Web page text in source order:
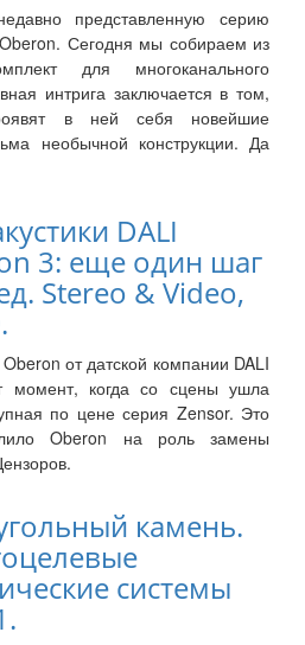
представленную серию
Сегодня мы собираем из
для многоканального
интрига заключается в том,
в ней себя новейшие
необычной конструкции. Да
DALI
3: еще один шаг
Stereo & Video,
от датской компании DALI
момент, когда со сцены ушла
по цене серия Zensor. Это
Oberon на роль замены
камень.
системы